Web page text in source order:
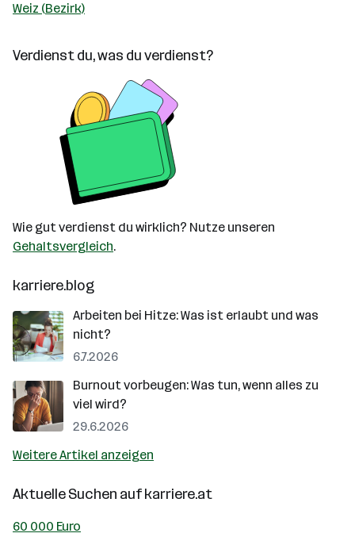
Weiz (Bezirk)
Verdienst du, was du verdienst?
Wie gut verdienst du wirklich? Nutze unseren
Gehaltsvergleich.
karriere.blog
Arbeiten bei Hitze: Was ist erlaubt und was
nicht?
6.7.2026
Burnout vorbeugen: Was tun, wenn alles zu
viel wird?
29.6.2026
Weitere Artikel anzeigen
Aktuelle Suchen aufkarriere.at
60 000 Euro